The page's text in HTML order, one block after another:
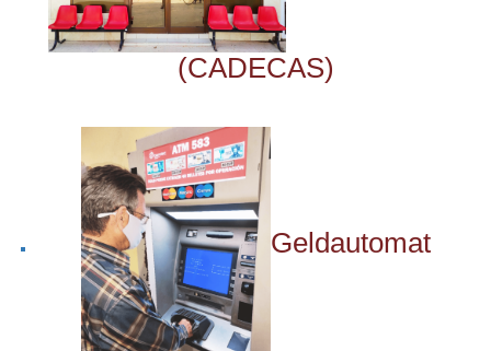
(CADECAS)
Geldautomat